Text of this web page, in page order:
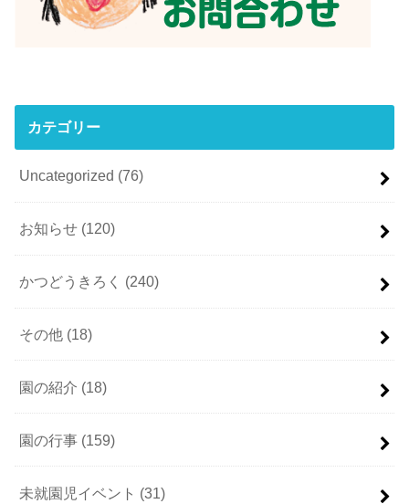
カテゴリー
Uncategorized (76)
お知らせ (120)
かつどうきろく (240)
その他 (18)
園の紹介 (18)
園の行事 (159)
未就園児イベント (31)